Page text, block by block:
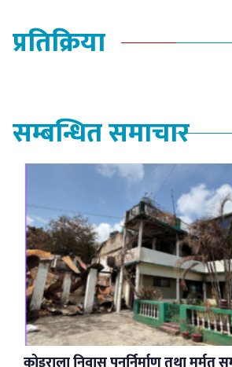
प्रतिक्रिया
सम्बन्धित समाचार